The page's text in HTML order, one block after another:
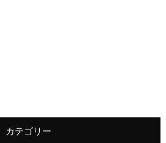
カテゴリー